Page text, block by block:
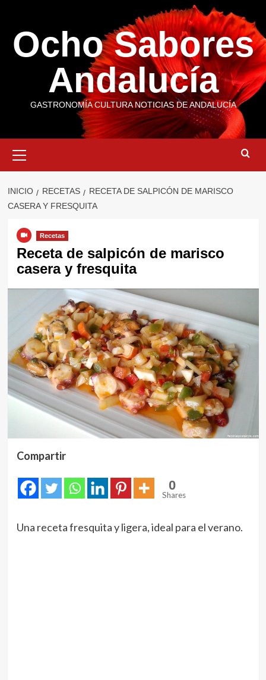
contenido
Ocho Sabores
Andalucía
GASTRONOMÍA CULTURA NOTICIAS DE ANDALUCÍA
primario
INICIO RECETAS
RECETA DE SALPICÓN DE MARISCO
CASERA Y FRESQUITA
Recetas
Receta de salpicón de marisco
casera y fresquita
Compartir
0
Shares
Una receta fresquita y ligera, ideal para el verano.